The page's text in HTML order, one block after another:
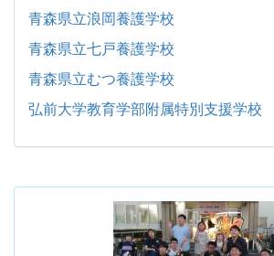
青森県立浪岡養護学校
青森県立七戸養護学校
青森県立むつ養護学校
弘前大学教育学部附属特別支援学校